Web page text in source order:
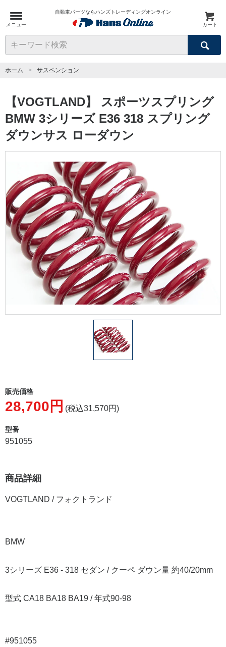
メニュー
自動車パーツならハンズトレーディングオンライン
カート
キーワード検索 検索
ホーム サスペンション
【VOGTLAND】 スポーツスプリング
BMW 3シリーズ E36 318 スプリング
ダウンサス ローダウン
販売価格
28,700円 (税込31,570円)
型番
951055
商品詳細
VOGTLAND / フォクトランド
BMW
3シリーズ E36 - 318 セダン / クーペ ダウン量 約40/20mm
型式 CA18 BA18 BA19 / 年式90-98
#951055